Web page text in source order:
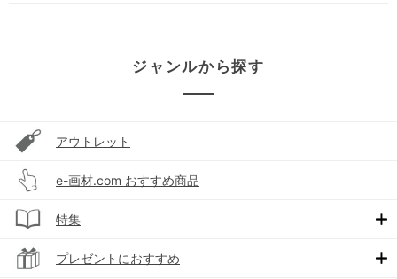
ジャンルから探す
アウトレット
e-画材.com おすすめ商品
特集
プレゼントにおすすめ